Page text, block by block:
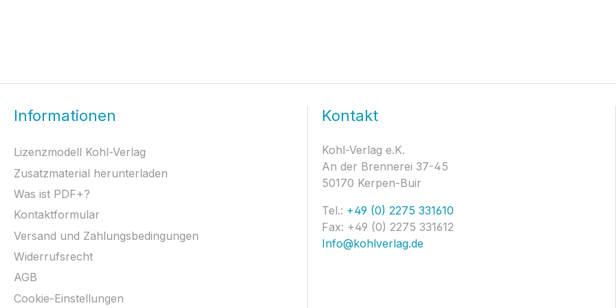
Informationen
Lizenzmodell Kohl-Verlag
Zusatzmaterial herunterladen
Was ist PDF+?
Kontaktformular
Versand und Zahlungsbedingungen
Widerrufsrecht
AGB
Cookie-Einstellungen
Kontakt
Kohl-Verlag e.K.
An der Brennerei 37-45
50170 Kerpen-Buir
Tel.: +49 (0) 2275 331610
Fax: +49 (0) 2275 331612
Info@kohlverlag.de